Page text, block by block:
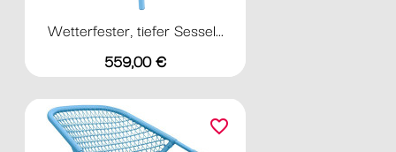
Wetterfester, tiefer Sessel...
Preis
559,00 €
favorite_border